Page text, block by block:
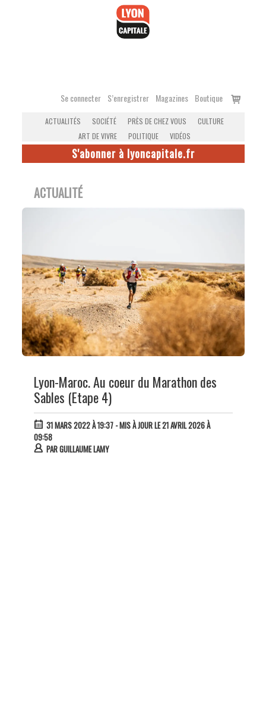
Se connecter S’enregistrer Magazines Boutique
Voir
ACTUALITÉS SOCIÉTÉ PRÈS DE CHEZ VOUS
CULTURE
ART DE VIVRE
POLITIQUE VIDÉOS
S'abonner à lyoncapitale.fr
ACTUALITÉ
Lyon-Maroc. Au coeur du Marathon des
Sables (Etape 4)
31 MARS 2022 À 19:37- MIS À JOUR LE 21 AVRIL 2026 À
09:58
PARGUILLAUME LAMY